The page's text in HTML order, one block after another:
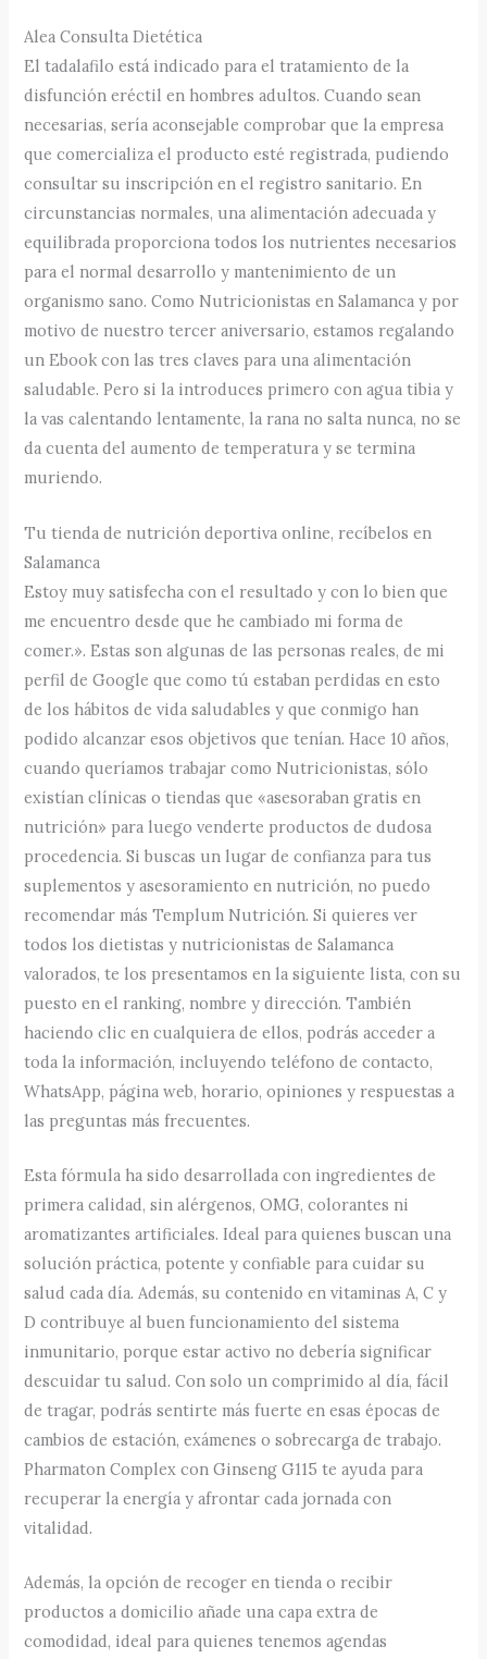
Alea Consulta Dietética
El tadalafilo está indicado para el tratamiento de la
disfunción eréctil en hombres adultos. Cuando sean
necesarias, sería aconsejable comprobar que la empresa
que comercializa el producto esté registrada, pudiendo
consultar su inscripción en el registro sanitario. En
circunstancias normales, una alimentación adecuada y
equilibrada proporciona todos los nutrientes necesarios
para el normal desarrollo y mantenimiento de un
organismo sano. Como Nutricionistas en Salamanca y por
motivo de nuestro tercer aniversario, estamos regalando
un Ebook con las tres claves para una alimentación
saludable. Pero si la introduces primero con agua tibia y
la vas calentando lentamente, la rana no salta nunca, no se
da cuenta del aumento de temperatura y se termina
muriendo.
Tu tienda de nutrición deportiva online, recíbelos en
Salamanca
Estoy muy satisfecha con el resultado y con lo bien que
me encuentro desde que he cambiado mi forma de
comer.». Estas son algunas de las personas reales, de mi
perfil de Google que como tú estaban perdidas en esto
de los hábitos de vida saludables y que conmigo han
podido alcanzar esos objetivos que tenían. Hace 10 años,
cuando queríamos trabajar como Nutricionistas, sólo
existían clínicas o tiendas que «asesoraban gratis en
nutrición» para luego venderte productos de dudosa
procedencia. Si buscas un lugar de confianza para tus
suplementos y asesoramiento en nutrición, no puedo
recomendar más Templum Nutrición. Si quieres ver
todos los dietistas y nutricionistas de Salamanca
valorados, te los presentamos en la siguiente lista, con su
puesto en el ranking, nombre y dirección. También
haciendo clic en cualquiera de ellos, podrás acceder a
toda la información, incluyendo teléfono de contacto,
WhatsApp, página web, horario, opiniones y respuestas a
las preguntas más frecuentes.
Esta fórmula ha sido desarrollada con ingredientes de
primera calidad, sin alérgenos, OMG, colorantes ni
aromatizantes artificiales. Ideal para quienes buscan una
solución práctica, potente y confiable para cuidar su
salud cada día. Además, su contenido en vitaminas A, C y
D contribuye al buen funcionamiento del sistema
inmunitario, porque estar activo no debería significar
descuidar tu salud. Con solo un comprimido al día, fácil
de tragar, podrás sentirte más fuerte en esas épocas de
cambios de estación, exámenes o sobrecarga de trabajo.
Pharmaton Complex con Ginseng G115 te ayuda para
recuperar la energía y afrontar cada jornada con
vitalidad.
Además, la opción de recoger en tienda o recibir
productos a domicilio añade una capa extra de
comodidad, ideal para quienes tenemos agendas